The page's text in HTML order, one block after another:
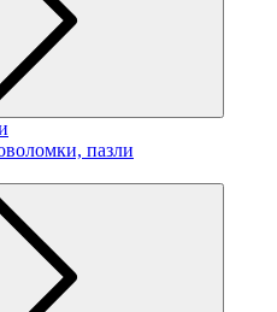
пазли